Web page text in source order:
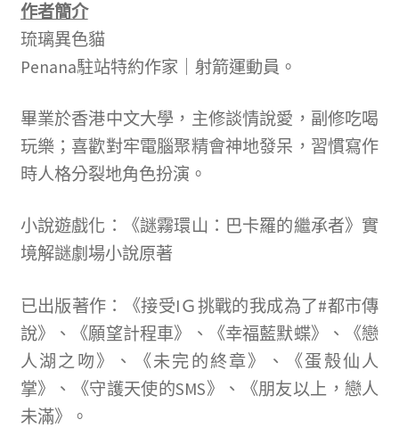
作者簡介
琉璃異色貓
Penana駐站特約作家｜射箭運動員。
畢業於香港中文大學，主修談情說愛，副修吃喝
玩樂；喜歡對牢電腦聚精會神地發呆，習慣寫作
時人格分裂地角色扮演。
小說遊戲化：《謎霧環山：巴卡羅的繼承者》實
境解謎劇場小說原著
已出版著作：《接受IＧ挑戰的我成為了#都市傳
說》、《願望計程車》、《幸福藍默蝶》、《戀
人湖之吻》、《未完的終章》、《蛋殼仙人
掌》、《守護天使的SMS》、《朋友以上，戀人
未滿》。